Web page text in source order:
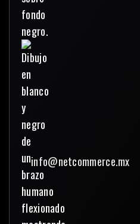
info@netcommerce.mx